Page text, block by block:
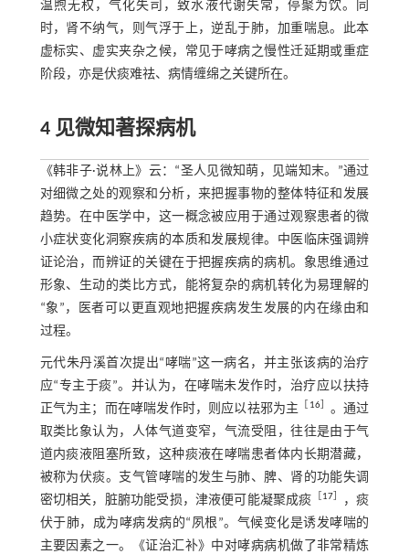
温煦无权，气化失司，致水液代谢失常，停聚为饮。同
时，肾不纳气，则气浮于上，逆乱于肺，加重喘息。此本
虚标实、虚实夹杂之候，常见于哮病之慢性迁延期或重症
阶段，亦是伏痰难祛、病情缠绵之关键所在。
4 见微知著探病机
《韩非子·说林上》云：“圣人见微知萌，见端知末。”通过
对细微之处的观察和分析，来把握事物的整体特征和发展
趋势。在中医学中，这一概念被应用于通过观察患者的微
小症状变化洞察疾病的本质和发展规律。中医临床强调辨
证论治，而辨证的关键在于把握疾病的病机。象思维通过
形象、生动的类比方式，能将复杂的病机转化为易理解的
“象”，医者可以更直观地把握疾病发生发展的内在缘由和
过程。
元代朱丹溪首次提出“哮喘”这一病名，并主张该病的治疗
应“专主于痰”。并认为，在哮喘未发作时，治疗应以扶持
正气为主；而在哮喘发作时，则应以祛邪为主
16］ 。通过
取类比象认为，人体气道变窄，气流受阻，往往是由于气
道内痰液阻塞所致，这种痰液在哮喘患者体内长期潜藏，
被称为伏痰。支气管哮喘的发生与肺、脾、肾的功能失调
密切相关，脏腑功能受损，津液便可能凝聚成痰
17］
，痰
伏于肺，成为哮病发病的“夙根”。气候变化是诱发哮喘的
主要因素之一。《证治汇补》中对哮病病机做了非常精炼